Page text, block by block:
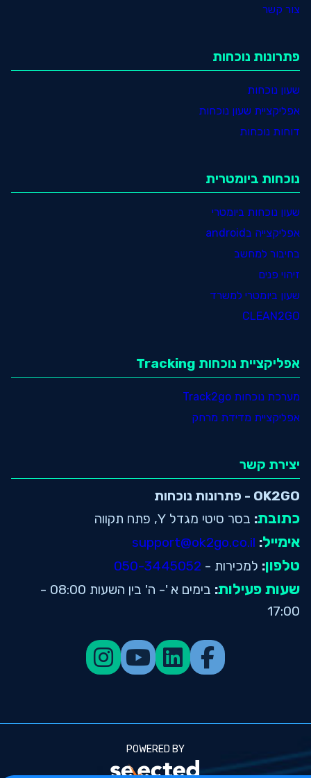
צור קשר
פתרונות נוכחות
שעון נוכחות
אפליקציית שעון נוכחות
דוחות נוכחות
נוכחות ביומטרית
שעון נוכחות ביומטרי
אפליקצייה בandroid
בחיבור למחשב
זיהוי פנים
שעון ביומטרי למשרד
CLEAN2GO
אפליקציית נוכחות Tracking
מערכת נוכחות Track2go
אפליקציית מדידת מרחק
יצירת קשר
OK2GO - פתרונות נוכחות
כתובת: בסר סיטי מגדל Y, פתח תקווה
אימייל:
support@ok2go.co.il
טלפון: למכירות - 050-3445052
שעות פעילות:
בימים א '- ה' בין השעות 08:00 -
17:00
POWERED BY